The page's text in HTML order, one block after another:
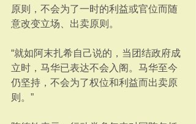
原则，不会为了一时的利益或官位而随
意改变立场、出卖原则。
“就如阿末扎希自己说的，当团结政府成
立时，马华已表达不会入阁。马华至今
仍坚持，不会为了权位和利益而出卖原
则。”